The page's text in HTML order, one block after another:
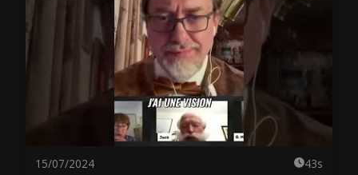
15/07/2024 43s